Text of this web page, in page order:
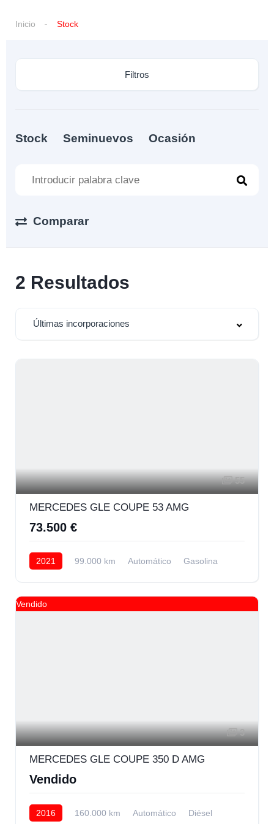
Inicio Stock
Filtros
Stock Seminuevos Ocasión
Comparar
2 Resultados
Últimas incorporaciones
55
MERCEDES GLE COUPE 53 AMG
73.500 €
2021 99.000 km Automático
Gasolina
Vendido
3
MERCEDES GLE COUPE 350 D AMG
Vendido
2016 160.000 km Automático Diésel